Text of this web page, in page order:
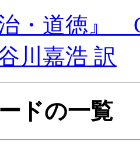
治・道徳』
川嘉浩 訳
ドの一覧